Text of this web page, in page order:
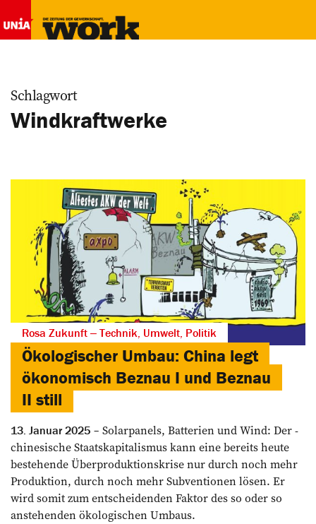
Schlagwort
Windkraftwerke
Rosa Zukunft ‒ Technik, Umwelt, Politik
Ökologischer Umbau: China legt
ökonomisch Beznau I und Beznau
II still
13. Januar 2025
Solarpanels, Batterien und Wind: Der ­
chinesische Staatskapitalismus kann eine bereits heute
bestehende Überproduktions­krise nur durch noch mehr
Produktion, durch noch mehr Subventionen lösen. Er
wird somit zum entscheidenden Faktor des so oder so
anstehenden ökologischen Umbaus.